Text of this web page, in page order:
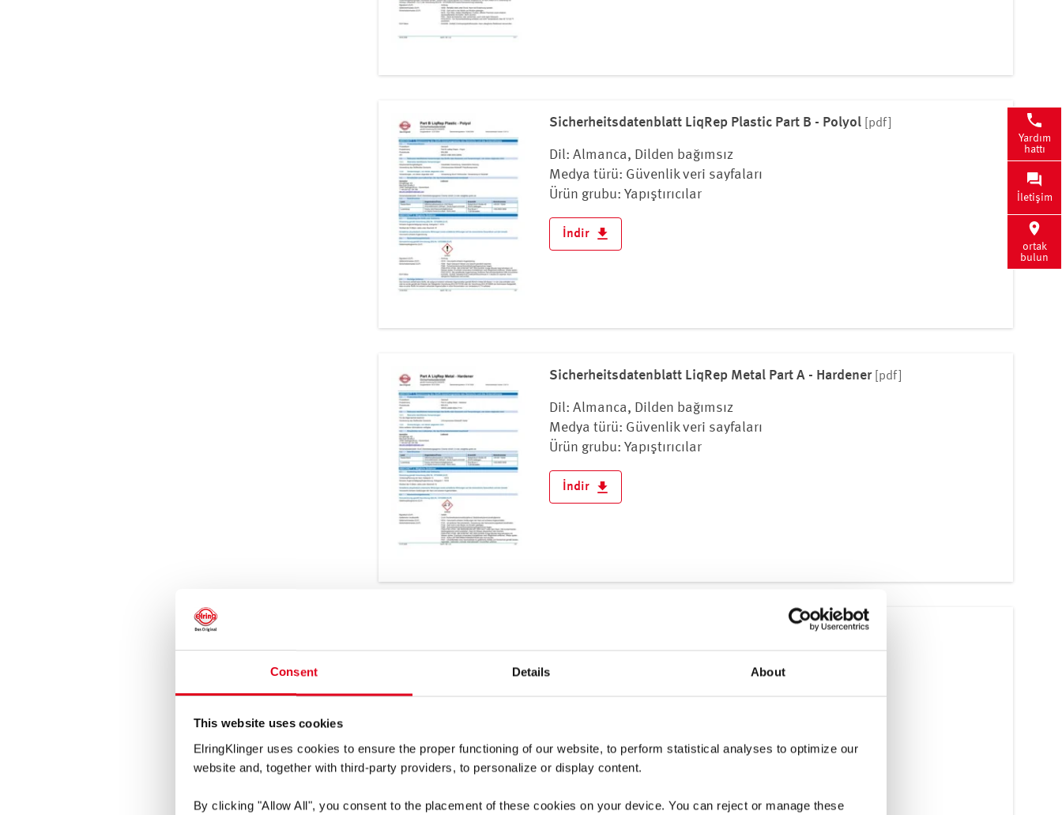
Consent Details About
This website uses cookies
ElringKlinger uses cookies to ensure the proper functioning of our website, to perform statistical analyses to optimize our
website and, together with third-party providers, to personalize or display content.
By clicking "Allow All", you consent to the placement of these cookies on your device. You can reject or manage these
İtalya
İzlanda
Kuzey Makedonya
Letonya
Lihtenştayn
Litvanya
Lüksemburg
Macaristan
Malta
Moldova
Portekiz
Romanya
Rusya Federasyonu
San Marino
Sırbistan
Slovakya
Slovenya
Türkiye
Vatikan Şehri
Avustralya ve Okyanusya
Kuzey ve Güney Amerika
Sicherheitsdatenblatt LiqRep Plastic Part B - Polyol [pdf]
Dil: Almanca, Dilden bağımsız
Medya türü: Güvenlik veri sayfaları
Ürün grubu: Yapıştırıcılar
İndir
Sicherheitsdatenblatt LiqRep Metal Part A - Hardener [pdf]
Dil: Almanca, Dilden bağımsız
Medya türü: Güvenlik veri sayfaları
Ürün grubu: Yapıştırıcılar
İndir
Sicherheitsdatenblatt LiqRep Metal Part B - Resin[pdf]
Medya türü: Güvenlik veri sayfaları
Ürün grubu: Yapıştırıcılar
Yardım
hattı
İletişim
ortak
bulun